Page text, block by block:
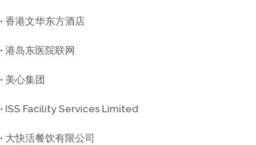
• 香港文华东方酒店
• 港岛东医院联网
• 美心集团
• ISS Facility Services Limited
• 大快活餐饮有限公司